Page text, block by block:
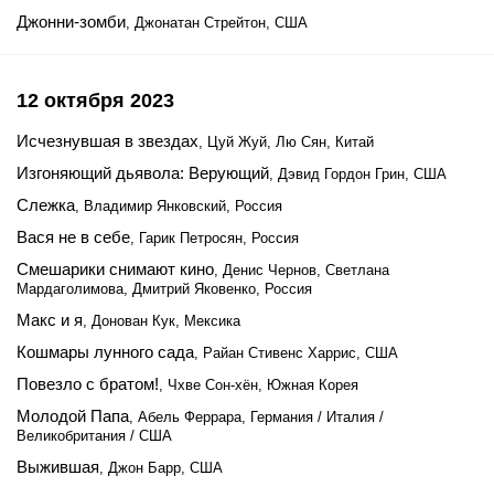
Джонни-зомби, Джонатан Стрейтон, США
12 октября 2023
Исчезнувшая в звездах, Цуй Жуй, Лю Сян, Китай
Изгоняющий дьявола: Верующий, Дэвид Гордон Грин, США
Слежка, Владимир Янковский, Россия
Вася не в себе, Гарик Петросян, Россия
Смешарики снимают кино, Денис Чернов, Светлана
Мардаголимова, Дмитрий Яковенко, Россия
Макс и я, Донован Кук, Мексика
Кошмары лунного сада, Райан Стивенс Харрис, США
Повезло с братом!, Чхве Сон-хён, Южная Корея
Молодой Папа, Абель Феррара, Германия / Италия /
Великобритания / США
Выжившая, Джон Барр, США